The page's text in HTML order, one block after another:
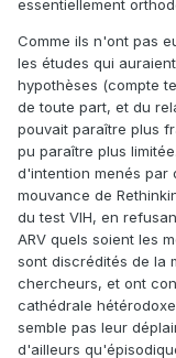
essentiellement
Comme ils n'ont pas
les études qui
hypothèses (compte
de toute part, et du
pouvait paraître plus
pu paraître plus
d'intention menés par
mouvance de
du test VIH, en
ARV quels soient les
sont discrédités de la
chercheurs, et ont
cathédrale
semble pas leur
d'ailleurs